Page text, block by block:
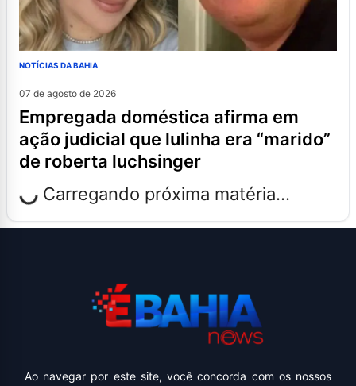
NOTÍCIAS DA BAHIA
07 de agosto de 2026
empregada doméstica afirma em
ação judicial que lulinha era “marido”
de roberta luchsinger
Carregando próxima matéria...
Ao navegar por este site, você concorda com os nossos